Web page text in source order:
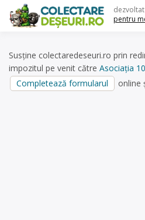
content
pentru
Susține colectaredeseuri.ro prin
impozitul pe venit către Asociația
Completează formularul
online